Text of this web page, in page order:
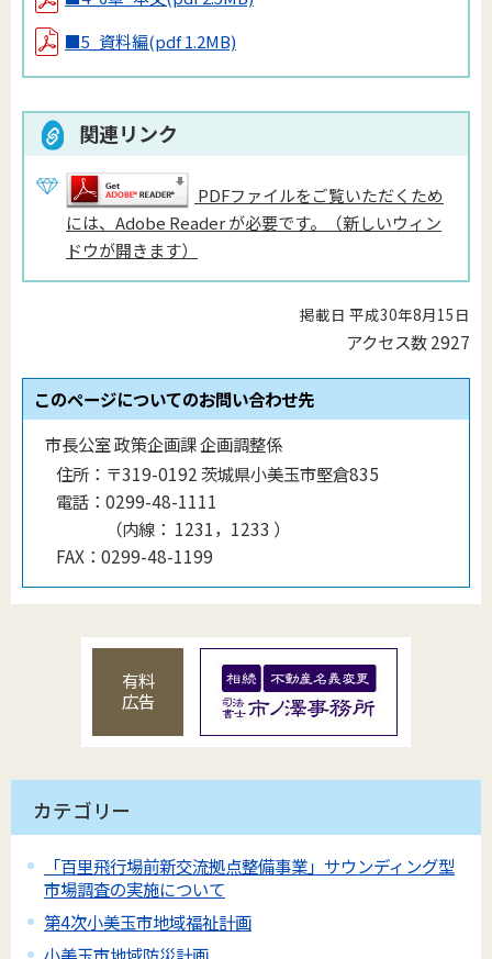
■5_資料編(pdf 1.2MB)
関連リンク
PDFファイルをご覧いただくため
には、Adobe Reader が必要です。（新しいウィン
ドウが開きます）
掲載日 平成30年8月15日
アクセス数2927
このページについてのお問い合わせ先
市長公室 政策企画課 企画調整係
住所： 〒319-0192 茨城県小美玉市堅倉835
電話： 0299-48-1111
（内線 ： 1231，1233 ）
FAX： 0299-48-1199
有料
広告
カテゴリー
「百里飛行場前新交流拠点整備事業」サウンディング型
市場調査の実施について
第4次小美玉市地域福祉計画
小美玉市地域防災計画